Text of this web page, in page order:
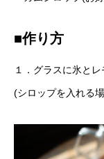
■作り方
１．グラスに氷とレ
(シロップを入れる